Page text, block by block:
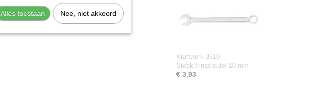
Kraftwerk 3510
Steek-/ringsleutel 10 mm
€ 3,93
Alles toestaan Nee, niet akkoord